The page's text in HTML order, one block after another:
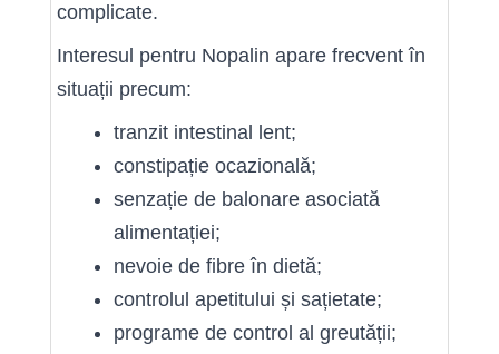
complicate.
Interesul pentru Nopalin apare frecvent în
situații precum:
tranzit intestinal lent;
constipație ocazională;
senzație de balonare asociată
alimentației;
nevoie de fibre în dietă;
controlul apetitului și sațietate;
programe de control al greutății;